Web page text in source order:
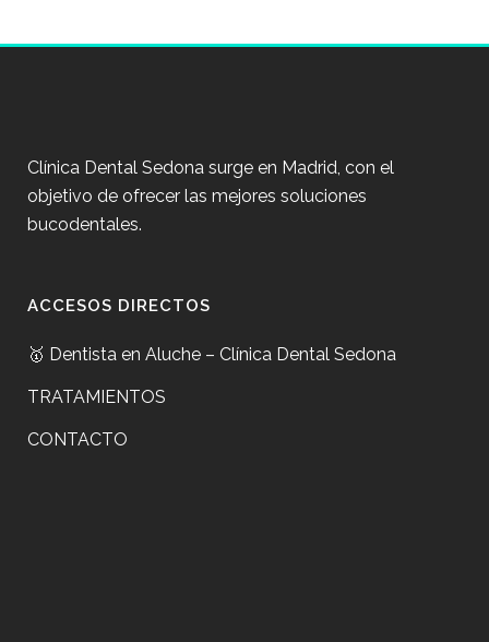
Clínica Dental Sedona surge en Madrid, con el
objetivo de ofrecer las mejores soluciones
bucodentales.
ACCESOS DIRECTOS
🥇 Dentista en Aluche – Clínica Dental Sedona
TRATAMIENTOS
CONTACTO